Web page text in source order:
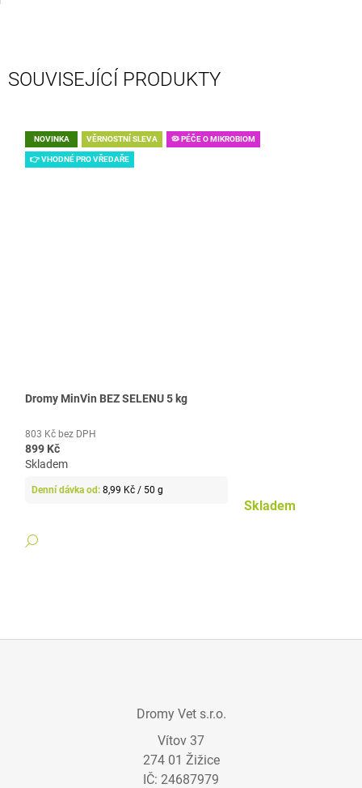
SOUVISEJÍCÍ PRODUKTY
NOVINKA VĚRNOSTNÍ SLEVA 🦠 PÉČE O MIKROBIOM
👉 VHODNÉ PRO VŘEDAŘE
Dromy MinVin BEZ SELENU 5 kg
803 Kč bez DPH
899 Kč
Skladem
Měrná
8,99 Kč / 50 g
Skladem
DETAIL
Dromy Vet s.r.o.
Vítov 37
274 01 Žižice
IČ: 24687979